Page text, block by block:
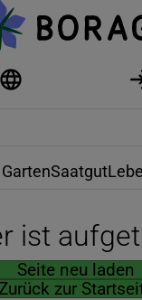
Saatgut
ist
Seite neu laden
Zurück zur